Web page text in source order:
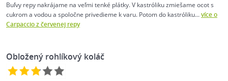
Buľvy repy nakrájame na veľmi tenké plátky. V kastróliku zmiešame ocot s
cukrom a vodou a spoločne privedieme k varu. Potom do kastróliku...více o
Carpaccio z červenej repy
Obložený rohlíkový koláč